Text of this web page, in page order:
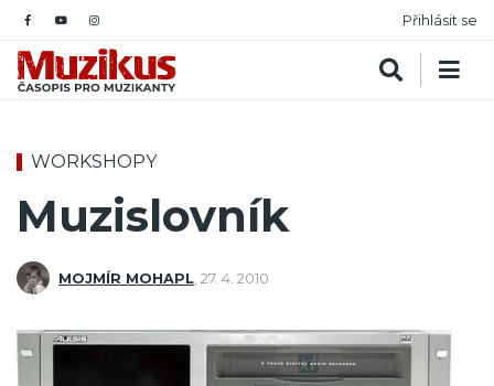
Přihlásit se
WORKSHOPY
Muzislovník
MOJMÍR MOHAPL 27. 4. 2010